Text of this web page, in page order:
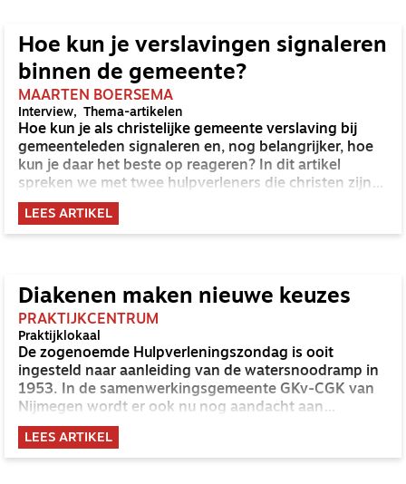
Hoe kun je verslavingen signaleren
binnen de gemeente?
MAARTEN BOERSEMA
Interview Thema-artikelen
Hoe kun je als christelijke gemeente verslaving bij
gemeenteleden signaleren en, nog belangrijker, hoe
kun je daar het beste op reageren? In dit artikel
spreken we met twee hulpverleners die christen zijn.
Zij geven handvatten om in de praktijk antwoord te
geven op deze vragen.
LEES ARTIKEL
Diakenen maken nieuwe keuzes
PRAKTIJKCENTRUM
Praktijklokaal
De zogenoemde Hulpverleningszondag is ooit
ingesteld naar aanleiding van de watersnoodramp in
1953. In de samenwerkingsgemeente GKv-CGK van
Nijmegen wordt er ook nu nog aandacht aan
gegeven.
LEES ARTIKEL